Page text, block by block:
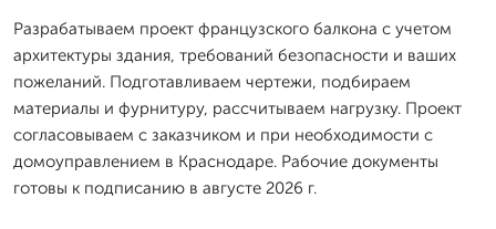
Разрабатываем проект французского балкона с учетом
архитектуры здания, требований безопасности и ваших
пожеланий. Подготавливаем чертежи, подбираем
материалы и фурнитуру, рассчитываем нагрузку. Проект
согласовываем с заказчиком и при необходимости с
домоуправлением в Краснодаре. Рабочие документы
готовы к подписанию в августе 2026 г.